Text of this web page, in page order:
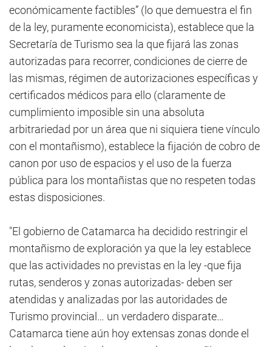
económicamente factibles” (lo que demuestra el fin
de la ley, puramente economicista), establece que la
Secretaría de Turismo sea la que fijará las zonas
autorizadas para recorrer, condiciones de cierre de
las mismas, régimen de autorizaciones específicas y
certificados médicos para ello (claramente de
cumplimiento imposible sin una absoluta
arbitrariedad por un área que ni siquiera tiene vínculo
con el montañismo), establece la fijación de cobro de
canon por uso de espacios y el uso de la fuerza
pública para los montañistas que no respeten todas
estas disposiciones.
"El gobierno de Catamarca ha decidido restringir el
montañismo de exploración ya que la ley establece
que las actividades no previstas en la ley -que fija
rutas, senderos y zonas autorizadas- deben ser
atendidas y analizadas por las autoridades de
Turismo provincial… un verdadero disparate…
Catamarca tiene aún hoy extensas zonas donde el